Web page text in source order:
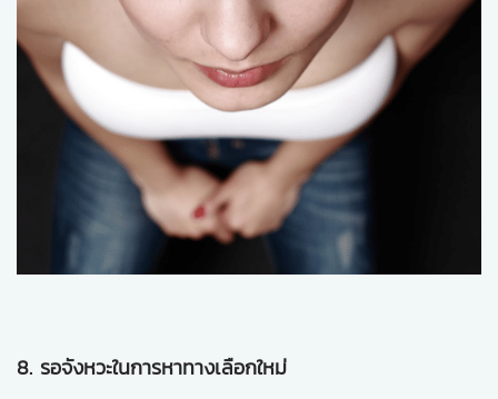
8. รอจังหวะในการหาทางเลือกใหม่